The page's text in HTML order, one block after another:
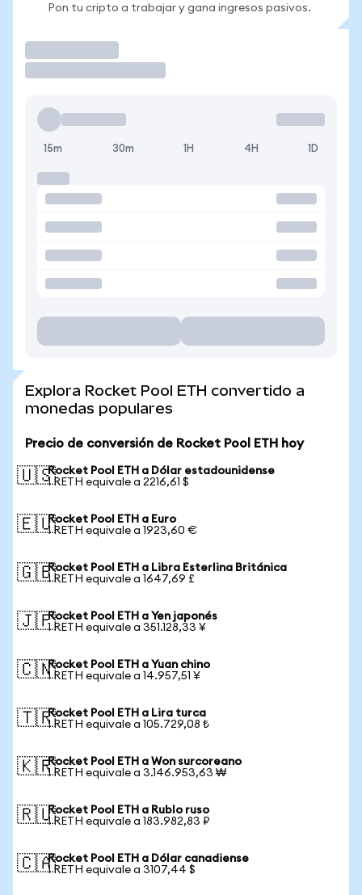
Pon tu cripto a trabajar y gana ingresos pasivos.
15m 30m 1H 4H 1D
Explora Rocket Pool ETH convertido a
monedas populares
Precio de conversión de Rocket Pool ETH hoy
🇺🇸Rocket Pool ETH a Dólar estadounidense
1 RETH equivale a 2216,61 $
🇪🇺Rocket Pool ETH a Euro
1 RETH equivale a 1923,60 €
🇬🇧Rocket Pool ETH a Libra Esterlina Británica
1 RETH equivale a 1647,69 £
🇯🇵Rocket Pool ETH a Yen japonés
1 RETH equivale a 351.128,33 ¥
🇨🇳Rocket Pool ETH a Yuan chino
1 RETH equivale a 14.957,51 ¥
🇹🇷Rocket Pool ETH a Lira turca
1 RETH equivale a 105.729,08 ₺
🇰🇷Rocket Pool ETH a Won surcoreano
1 RETH equivale a 3.146.953,63 ₩
🇷🇺Rocket Pool ETH a Rublo ruso
1 RETH equivale a 183.982,83 ₽
🇨🇦Rocket Pool ETH a Dólar canadiense
1 RETH equivale a 3107,44 $